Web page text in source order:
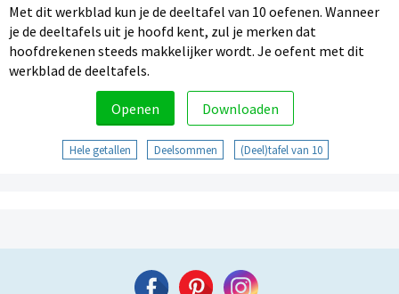
Met dit werkblad kun je de deeltafel van 10 oefenen. Wanneer
je de deeltafels uit je hoofd kent, zul je merken dat
hoofdrekenen steeds makkelijker wordt. Je oefent met dit
werkblad de deeltafels.
Openen Downloaden
Hele getallen Deelsommen (Deel)tafel van 10